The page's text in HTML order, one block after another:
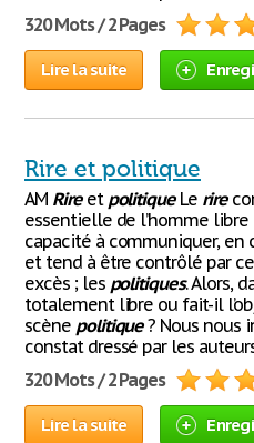
320 Mots / 2 Pages
Lire la suite
Rire et politique
AM Rireet politiqueLe rire
essentielle de l’homme
capacité à communiquer,
et tend à être contrôlé par
excès ; les politiques. Alors,
totalement libre ou fait-il
scène politique? Nous nous
constat dressé par les
320 Mots / 2 Pages
Lire la suite